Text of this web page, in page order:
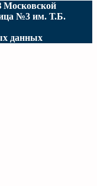
Московской
№3 им. Т.Б.
данных